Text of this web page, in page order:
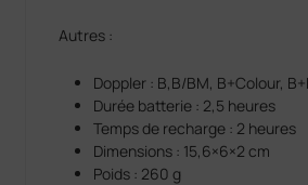
Autres :
Doppler : B,B/BM, B+Colour,
Durée batterie : 2,5 heures
Temps de recharge : 2 heures
Dimensions : 15,6×6×2 cm
Poids : 260 g